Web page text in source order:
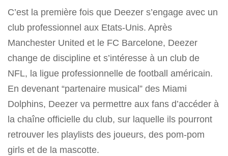
C’est la première fois que Deezer s’engage avec un
club professionnel aux Etats-Unis. Après
Manchester United et le FC Barcelone, Deezer
change de discipline et s’intéresse à un club de
NFL, la ligue professionnelle de football américain.
En devenant “partenaire musical” des Miami
Dolphins, Deezer va permettre aux fans d’accéder à
la chaîne officielle du club, sur laquelle ils pourront
retrouver les playlists des joueurs, des pom-pom
girls et de la mascotte.